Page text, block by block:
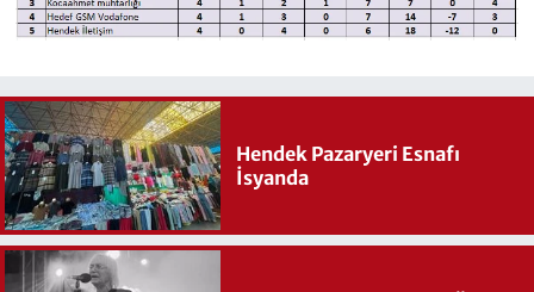
Hendek Pazaryeri Esnafı
İsyanda